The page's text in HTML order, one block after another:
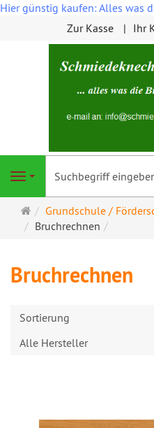
Hier günstig kaufen: Alles was
Zur Kasse
Ihr
Navigation
Startseite
Grundschule /
Bruchrechnen
Bruchrechnen
Sortierung
Alle Hersteller